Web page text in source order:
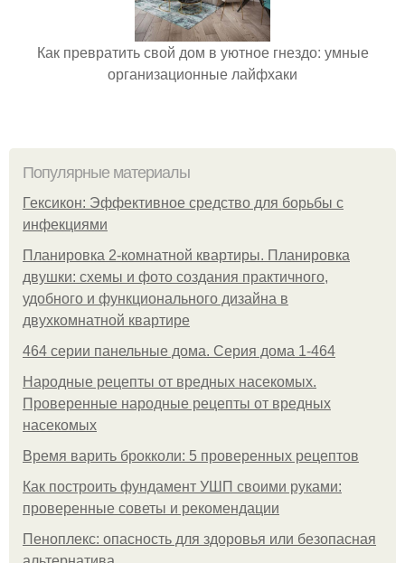
Как превратить свой дом в уютное гнездо: умные
организационные лайфхаки
Популярные материалы
Гексикон: Эффективное средство для борьбы с
инфекциями
Планировка 2-комнатной квартиры. Планировка
двушки: схемы и фото создания практичного,
удобного и функционального дизайна в
двухкомнатной квартире
464 серии панельные дома. Серия дома 1-464
Народные рецепты от вредных насекомых.
Проверенные народные рецепты от вредных
насекомых
Время варить брокколи: 5 проверенных рецептов
Как построить фундамент УШП своими руками:
проверенные советы и рекомендации
Пеноплекс: опасность для здоровья или безопасная